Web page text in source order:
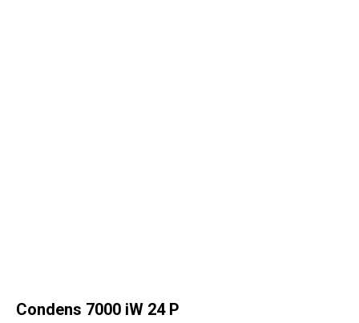
Condens 7000 iW 24 P